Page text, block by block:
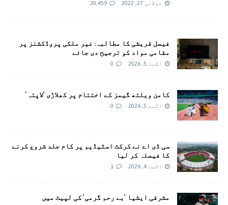
جولائی 27, 2022 20,459
فیصل قریشی کا مطالبہ: غیر ملکی پروڈکشنز پر
مقامی مواد کو ترجیح دی جائے
اگست 5, 2026 0
کامن ویلتھ گیمز کے اختتام پر کھلاڑی ‘لاپتہ’
اگست 5, 2026 0
سی ڈی اے نے کرکٹ اسٹیڈیم پر کام جلد شروع کرنے
کا فیصلہ کر لیا
اگست 4, 2026 1
مشرقی ایشیا ‘بے رحم گرمی’ کی لپیٹ میں